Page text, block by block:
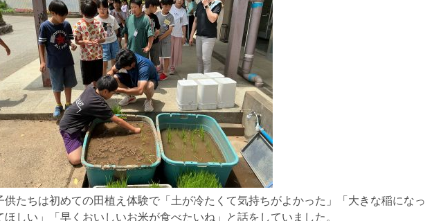
供たちは初めての田植え体験で「土が冷たくて気持ちがよかった」「大きな稲になっ
ほしい」「早くおいしいお米が食べたいね」と話をしていました。